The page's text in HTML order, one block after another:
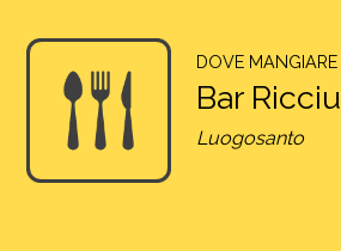
DOVE MANGIARE
Bar Ricciu
Luogosanto